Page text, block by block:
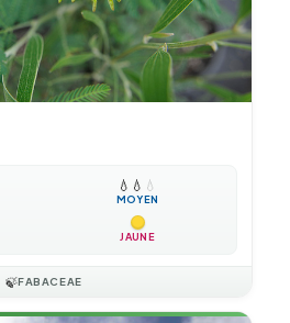
💧 💧 💧
MOYEN
JAUNE
🍃FABACEAE